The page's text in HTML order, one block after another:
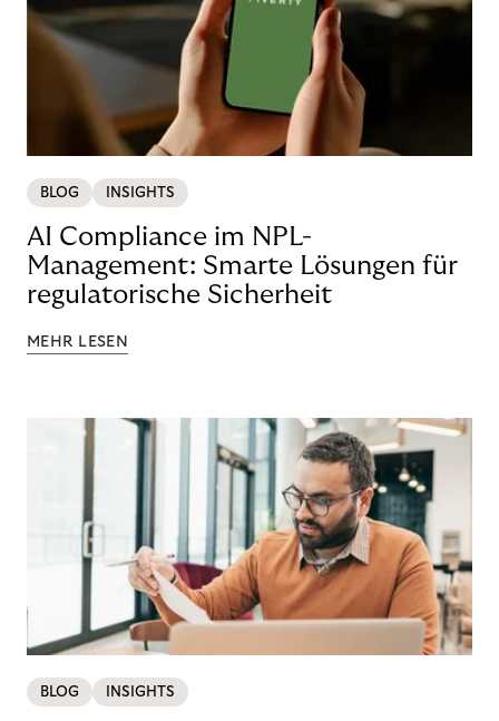
BLOG INSIGHTS
AI Compliance im NPL-
Management: Smarte Lösungen für
regulatorische Sicherheit
MEHR LESEN
BLOG INSIGHTS